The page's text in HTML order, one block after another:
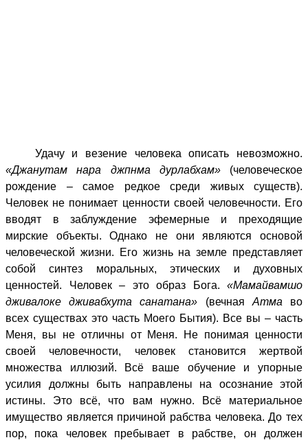
Удачу и везение человека описать невозможно.
«Джанутам нара джпнма дурлабхам»(человеческое
рождение – самое редкое среди живых существ).
Человек не понимает ценности своей человечности. Его
вводят в заблуждение эфемерные и преходящие
мирские объекты. Однако не они являются основой
человеческой жизни. Его жизнь на земле представляет
собой синтез моральных, этических и духовных
ценностей. Человек – это образ Бога. «Мамайвамшо
дживалоке дживабхута санатана» (вечная Атма во
всех существах это часть Моего Бытия). Все вы – часть
Меня, вы не отличны от Меня. Не понимая ценности
своей человечности, человек становится жертвой
множества иллюзий. Всё ваше обучение и упорные
усилия должны быть направлены на осознание этой
истины. Это всё, что вам нужно. Всё материальное
имущество является причиной рабства человека. До тех
пор, пока человек пребывает в рабстве, он должен